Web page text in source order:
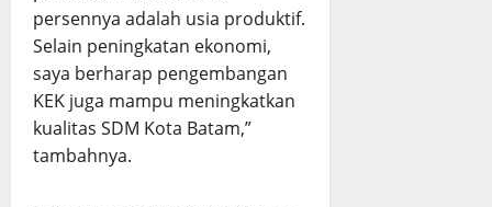
persennya adalah usia produktif.
Selain peningkatan ekonomi,
saya berharap pengembangan
KEK juga mampu meningkatkan
kualitas SDM Kota Batam,”
tambahnya.